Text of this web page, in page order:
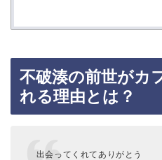
不破湊の前世がカ
れる理由とは？
出会ってくれてありがとう